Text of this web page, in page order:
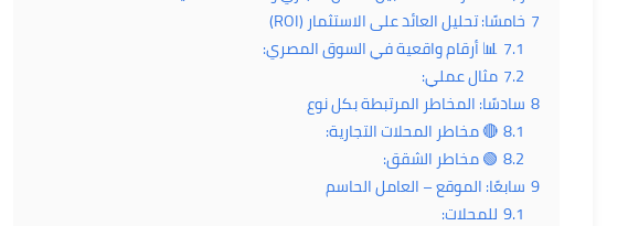
7 خامسًا: تحليل العائد على الاستثمار (ROI)
7.1 📊 أرقام واقعية في السوق المصري:
7.2 مثال عملي:
8 سادسًا: المخاطر المرتبطة بكل نوع
8.1🔴 مخاطر المحلات التجارية:
8.2 🟢 مخاطر الشقق:
9 سابعًا: الموقع – العامل الحاسم
9.1 للمحلات: